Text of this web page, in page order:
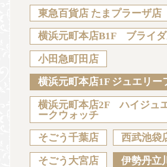
Anniversary
News Blog
Sustainability Voice
JA EN CH KO
東急百貨店 たまプラーザ店
横浜元町本店B1F ブライ
小田急町田店
横浜元町本店1F ジュエリー
横浜元町本店2F ハイジュ
ークウォッチ
そごう千葉店 西武池袋
そごう大宮店 伊勢丹立